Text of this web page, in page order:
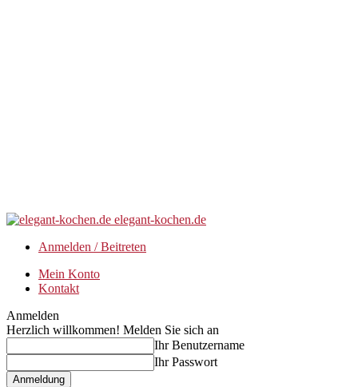
elegant-kochen.de
Anmelden / Beitreten
Mein Konto
Kontakt
Anmelden
Herzlich willkommen! Melden Sie sich an
Ihr Benutzername
Ihr Passwort